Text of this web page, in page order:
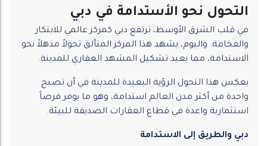
التحول نحو الأستدامة في دبي
في قلب الشرق الأوسط، ترتفع دبي كمركز عالمي للابتكار
والفخامة. واليوم، يشهد هذا المركز المتألق تحولاً مذهلاً نحو
الاستدامة، مما يعيد تشكيل المشهد العقاري للمدينة.
يعكس هذا التحول الرؤية البعيدة للمدينة في أن تصبح
واحدة من أكثر مدن العالم استدامة، وهو ما يوفر فرصاً
استثمارية واعدة في قطاع العقارات الصديقة للبيئة.
دبي والطريق إلى الاستدامة